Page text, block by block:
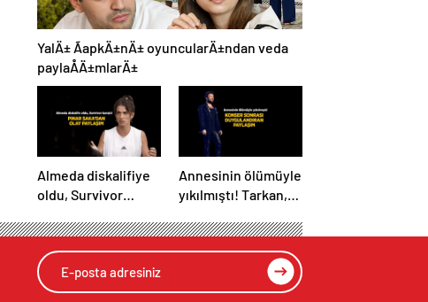
YalÄ± ÃapkÄ±nÄ± oyuncularÄ±ndan veda
paylaÅÄ±mlarÄ±
Almeda diskalifiye
oldu, Survivor
Saka’dan Batuhan
ve Volkan’a
gönderme
Annesinin ölümüyle
yıkılmıştı! Tarkan,
bırakmak
istemediğini
konserde açıkladı